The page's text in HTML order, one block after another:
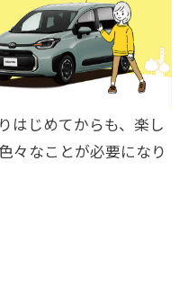
はじめてからも、楽し
々なことが必要になり